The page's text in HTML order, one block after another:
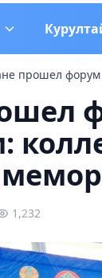
прошел
1,232